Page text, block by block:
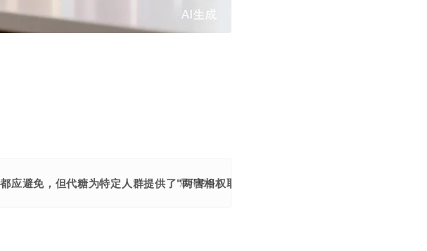
应避免，但代糖为特定人群提供了"两害相权取其轻"的选择。文章通过代糖发展史
展开更多